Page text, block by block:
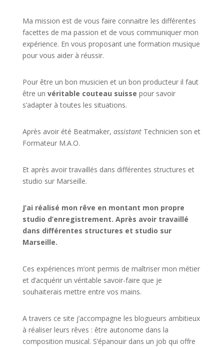
Ma mission est de vous faire connaitre les différentes
facettes de ma passion et de vous communiquer mon
expérience. En vous proposant une formation musique
pour vous aider à réussir.
Pour être un bon musicien et un bon producteur il faut
être un véritable couteau suisse pour savoir
s’adapter à toutes les situations.
Après avoir été Beatmaker, assistant Technicien son et
Formateur M.A.O.
Et après avoir travaillés dans différentes structures et
studio sur Marseille.
J’ai réalisé mon rêve en montant mon propre
studio d’enregistrement. Après avoir travaillé
dans différentes structures et studio sur
Marseille.
Ces expériences m’ont permis de maîtriser mon métier
et d’acquérir un véritable savoir-faire que je
souhaiterais mettre entre vos mains.
A travers ce site j’accompagne les blogueurs ambitieux
à réaliser leurs rêves : être autonome dans la
composition musical. S’épanouir dans un job qui offre